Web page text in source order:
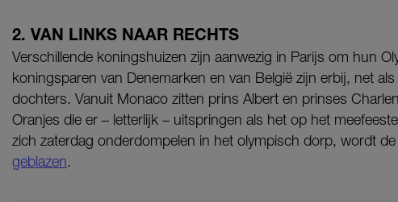
2. VAN LINKS NAAR RECHTS
Verschillende koningshuizen zijn aanwezig in Parijs om hun
koningsparen van Denemarken en van België zijn erbij, net
dochters. Vanuit Monaco zitten prins Albert en prinses
Oranjes die er – letterlijk – uitspringen als het op het
zich zaterdag onderdompelen in het olympisch dorp, wordt
geblazen.